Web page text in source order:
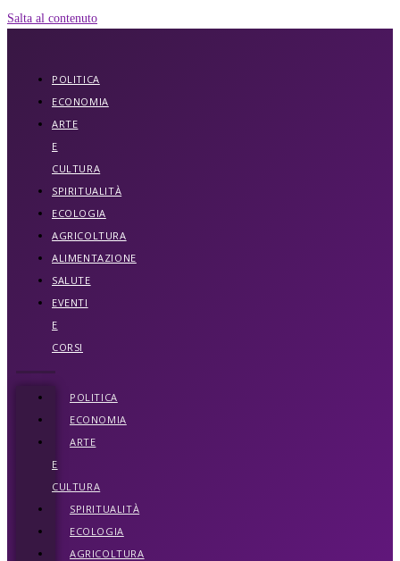
Salta al contenuto
POLITICA
ECONOMIA
ARTE
E
CULTURA
SPIRITUALITÀ
ECOLOGIA
AGRICOLTURA
ALIMENTAZIONE
SALUTE
EVENTI
E
CORSI
POLITICA
ECONOMIA
ARTE
E
CULTURA
SPIRITUALITÀ
ECOLOGIA
AGRICOLTURA